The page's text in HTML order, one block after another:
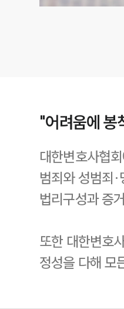
"어려움에 봉
대한변호사협
범죄와 성범죄
법리구성과 증
또한 대한변호
정성을 다해 모